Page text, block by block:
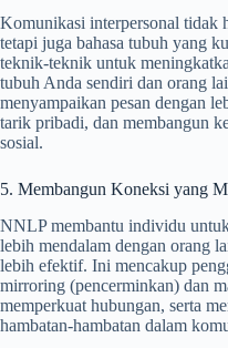
Komunikasi interpersonal tidak
tetapi juga bahasa tubuh yang
teknik-teknik untuk
tubuh Anda sendiri dan orang
menyampaikan pesan dengan
tarik pribadi, dan membangun
sosial.
5. Membangun Koneksi yang
NNLP membantu individu
lebih mendalam dengan orang
lebih efektif. Ini mencakup
mirroring (pencerminkan) dan
memperkuat hubungan, serta
hambatan-hambatan dalam